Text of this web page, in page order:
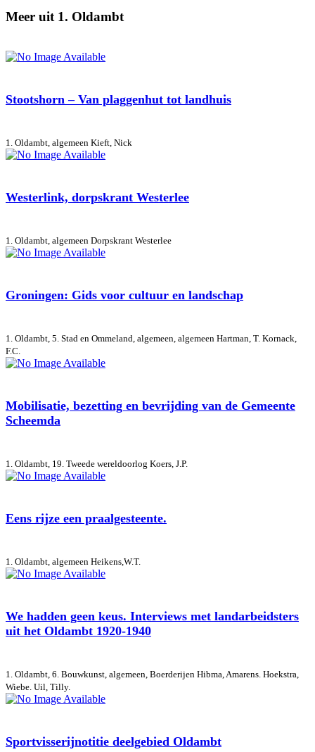
Meer uit 1. Oldambt
Stootshorn – Van plaggenhut tot landhuis
1. Oldambt, algemeen Kieft, Nick
Westerlink, dorpskrant Westerlee
1. Oldambt, algemeen Dorpskrant Westerlee
Groningen: Gids voor cultuur en landschap
1. Oldambt, 5. Stad en Ommeland, algemeen, algemeen Hartman, T. Kornack,
F.C.
Mobilisatie, bezetting en bevrijding van de Gemeente
Scheemda
1. Oldambt, 19. Tweede wereldoorlog Koers, J.P.
Eens rijze een praalgesteente.
1. Oldambt, algemeen Heikens,W.T.
We hadden geen keus. Interviews met landarbeidsters
uit het Oldambt 1920-1940
1. Oldambt, 6. Bouwkunst, algemeen, Boerderijen Hibma, Amarens. Hoekstra,
Wiebe. Uil, Tilly.
Sportvisserijnotitie deelgebied Oldambt